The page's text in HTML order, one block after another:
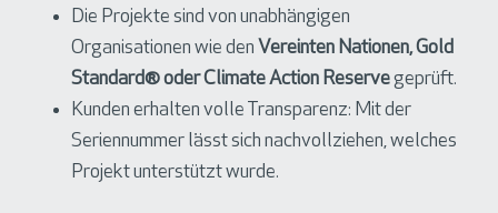
Die Projekte sind von unabhängigen
Organisationen wie den Vereinten Nationen, Gold
Standard® oder Climate Action Reservegeprüft.
Kunden erhalten volle Transparenz: Mit der
Seriennummer lässt sich nachvollziehen, welches
Projekt unterstützt wurde.